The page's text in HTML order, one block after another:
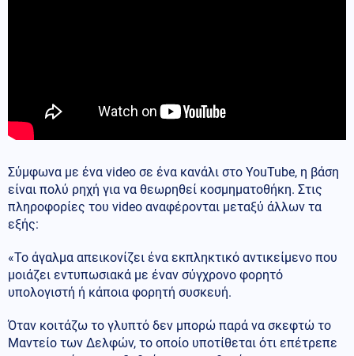
Σύμφωνα με ένα video σε ένα κανάλι στο YouTube, η βάση
είναι πολύ ρηχή για να θεωρηθεί κοσμηματοθήκη. Στις
πληροφορίες του video αναφέρονται μεταξύ άλλων τα
εξής:
«Το άγαλμα απεικονίζει ένα εκπληκτικό αντικείμενο που
μοιάζει εντυπωσιακά με έναν σύγχρονο φορητό
υπολογιστή ή κάποια φορητή συσκευή.
Όταν κοιτάζω το γλυπτό δεν μπορώ παρά να σκεφτώ το
Μαντείο των Δελφών, το οποίο υποτίθεται ότι επέτρεπε